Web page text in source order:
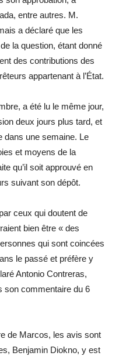
entre autres. M.
a déclaré que les
la question, étant donné
des contributions des
appartenant à l’État.
a été lu le même jour,
deux jours plus tard, et
dans une semaine. Le
et moyens de la
qu’il soit approuvé en
suivant son dépôt.
ceux qui doutent de
bien être « des
qui sont coincées
le passé et préfère y
Antonio Contreras,
son commentaire du 6
de Marcos, les avis sont
Benjamin Diokno, y est